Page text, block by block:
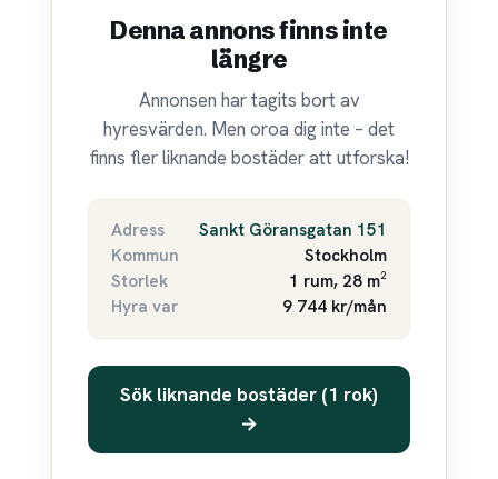
Denna annons finns inte
längre
Annonsen har tagits bort av
hyresvärden. Men oroa dig inte – det
finns fler liknande bostäder att utforska!
Adress
Sankt Göransgatan 151
Kommun
Stockholm
Storlek
1 rum, 28 m²
Hyra var
9 744 kr/mån
Sök liknande bostäder (1 rok)
→